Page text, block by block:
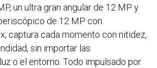
un ultra gran angular de 12 MP y
de 12 MP con
captura cada momento con nitidez,
sin importar las
o el entorno. Todo impulsado por